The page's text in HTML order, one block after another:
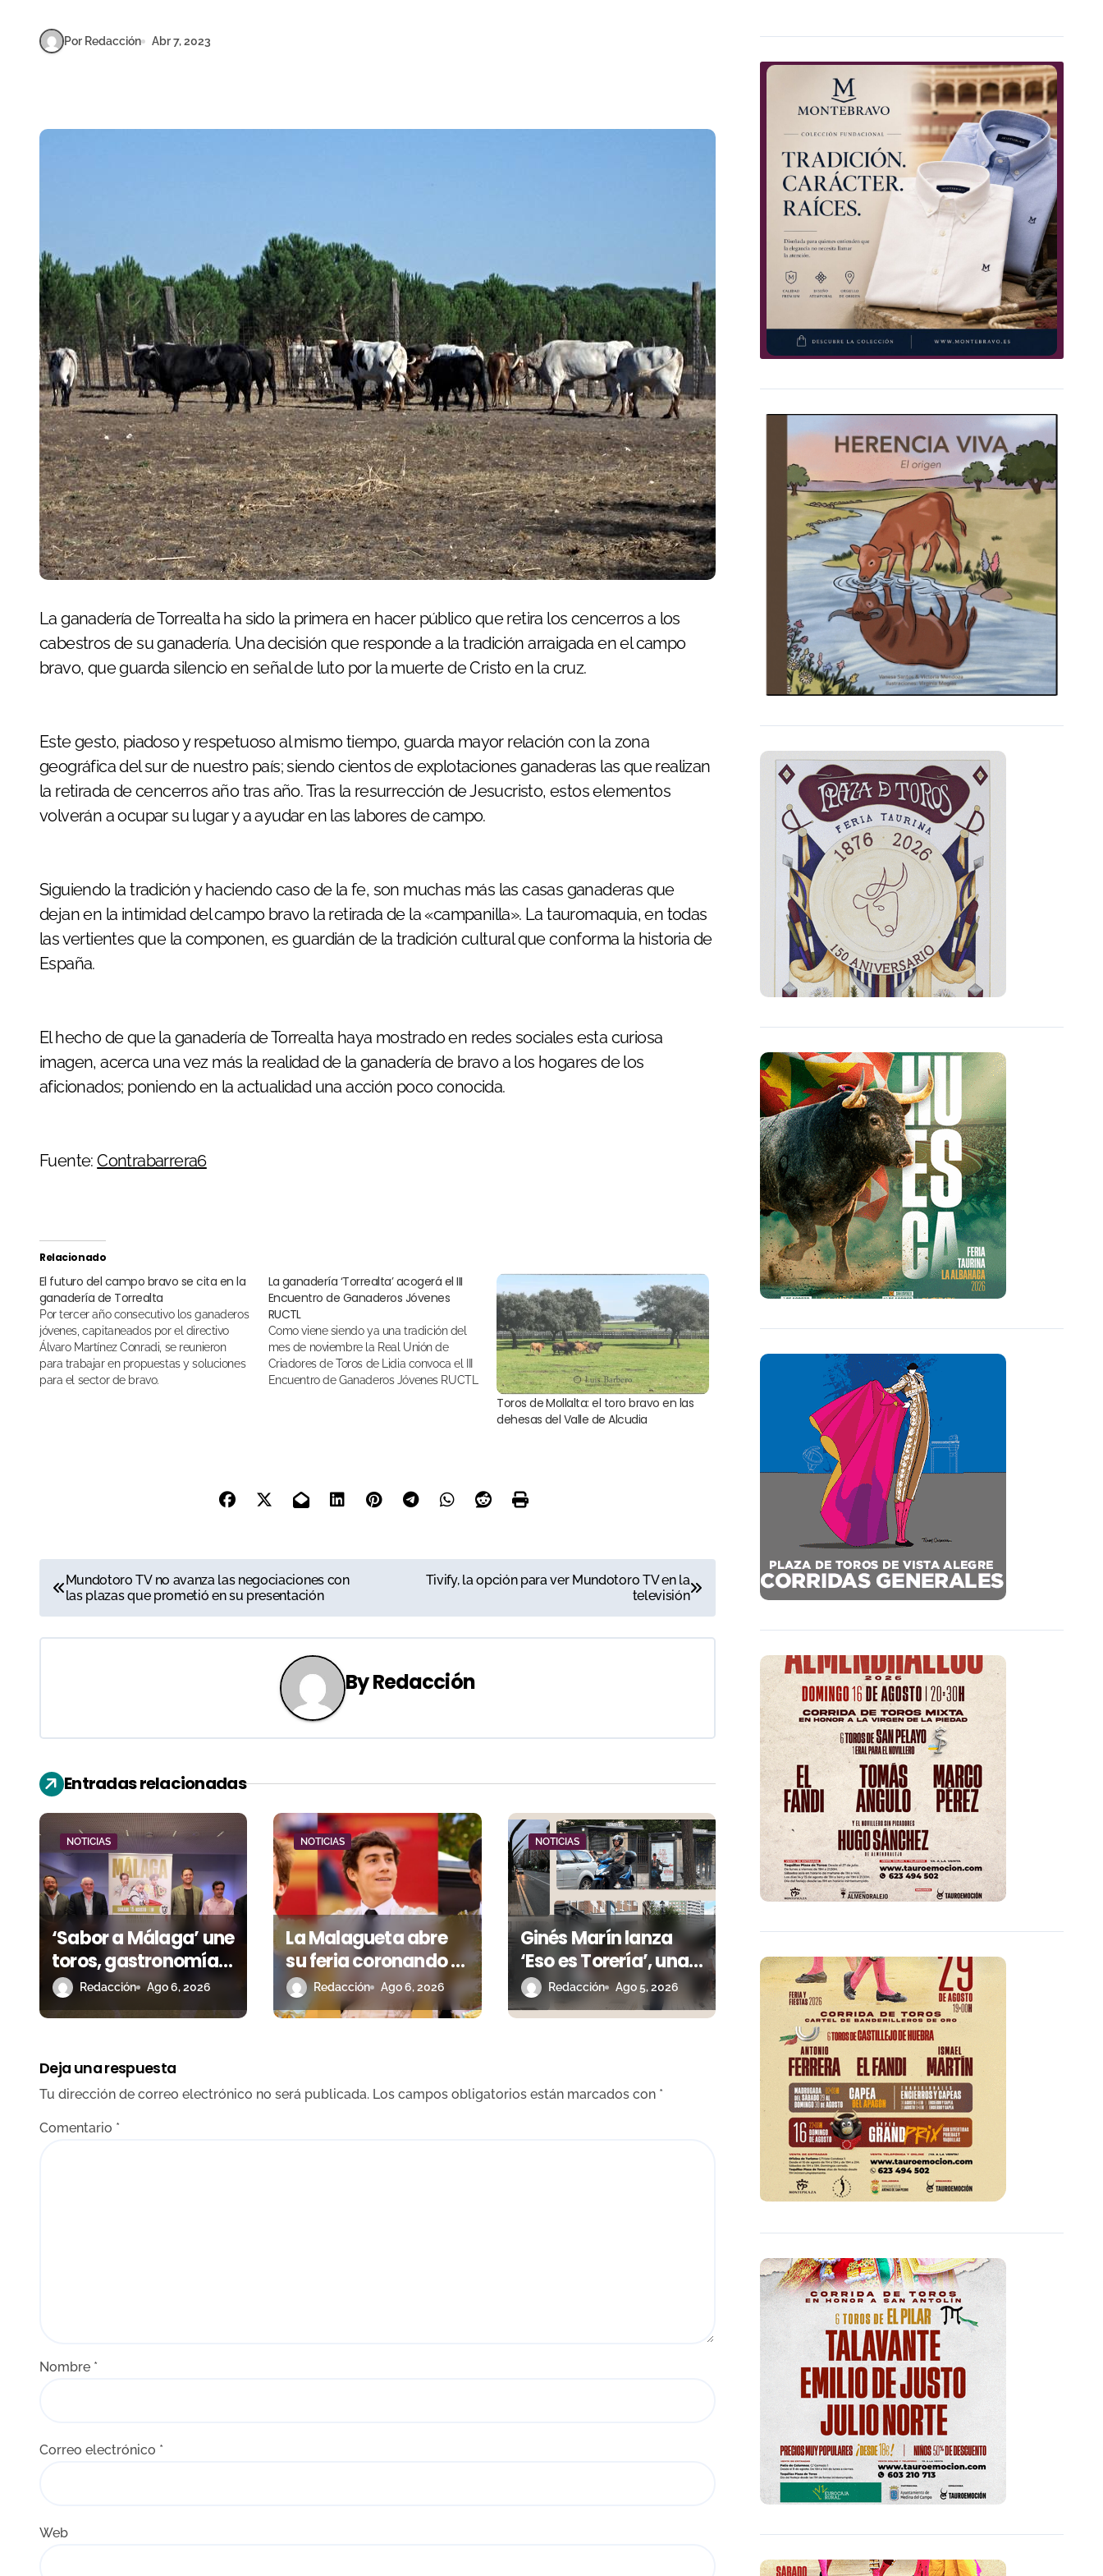
Por Redacción Abr 7, 2023
La ganadería de Torrealta ha sido la primera en hacer público que retira los cencerros a los
cabestros de su ganadería. Una decisión que responde a la tradición arraigada en el campo
bravo, que guarda silencio en señal de luto por la muerte de Cristo en la cruz.
Este gesto, piadoso y respetuoso al mismo tiempo, guarda mayor relación con la zona
geográfica del sur de nuestro país; siendo cientos de explotaciones ganaderas las que realizan
la retirada de cencerros año tras año. Tras la resurrección de Jesucristo, estos elementos
volverán a ocupar su lugar y a ayudar en las labores de campo.
Siguiendo la tradición y haciendo caso de la fe, son muchas más las casas ganaderas que
dejan en la intimidad del campo bravo la retirada de la «campanilla». La tauromaquia, en todas
las vertientes que la componen, es guardián de la tradición cultural que conforma la historia de
España.
El hecho de que la ganadería de Torrealta haya mostrado en redes sociales esta curiosa
imagen, acerca una vez más la realidad de la ganadería de bravo a los hogares de los
aficionados; poniendo en la actualidad una acción poco conocida.
Fuente:Contrabarrera6
Relacionado
El futuro del campo bravo se cita en la
ganadería de Torrealta
Por tercer año consecutivo los ganaderos
jóvenes, capitaneados por el directivo
Álvaro Martínez Conradi, se reunieron
para trabajar en propuestas y soluciones
para el sector de bravo.
La ganadería ‘Torrealta’ acogerá el III
Encuentro de Ganaderos Jóvenes
RUCTL
Como viene siendo ya una tradición del
mes de noviembre la Real Unión de
Criadores de Toros de Lidia convoca el III
Encuentro de Ganaderos Jóvenes RUCTL
Toros de Mollalta: el toro bravo en las
dehesas del Valle de Alcudia
N
a
v
a
c
i
ó
n
d
e
e
n
r
a
Mundotoro TV no avanza las negociaciones con
las plazas que prometió en su presentación
Tivify, la opción para ver Mundotoro TV en la
televisión
ByRedacción
Entradas relacionadas
NOTICIAS
‘Sabor a Málaga’ une
toros, gastronomía y
talento de la tierra en
La Malagueta
Redacción Ago 6, 2026
NOTICIAS
La Malagueta abre
su feria coronando al
futuro del toreo
andaluz
Redacción Ago 6, 2026
NOTICIAS
Ginés Marín lanza
‘Eso es Torería’, una
campaña para
reivindicar los
Redacción Ago 5, 2026
Deja una respuesta
Tu dirección de correo electrónico no será publicada. Los campos obligatorios están marcados con *
Comentario *
Nombre *
Correo electrónico *
Web